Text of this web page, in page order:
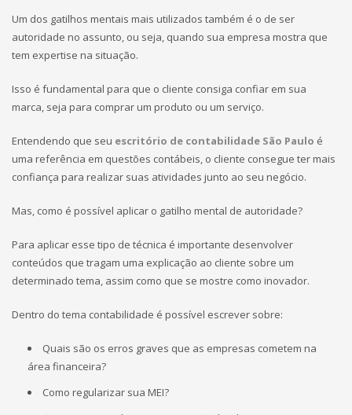
Um dos gatilhos mentais mais utilizados também é o de ser
autoridade no assunto, ou seja, quando sua empresa mostra que
tem expertise na situação.
Isso é fundamental para que o cliente consiga confiar em sua
marca, seja para comprar um produto ou um serviço.
Entendendo que seu escritório de contabilidade São Paulo é
uma referência em questões contábeis, o cliente consegue ter mais
confiança para realizar suas atividades junto ao seu negócio.
Mas, como é possível aplicar o gatilho mental de autoridade?
Para aplicar esse tipo de técnica é importante desenvolver
conteúdos que tragam uma explicação ao cliente sobre um
determinado tema, assim como que se mostre como inovador.
Dentro do tema contabilidade é possível escrever sobre:
Quais são os erros graves que as empresas cometem na
área financeira?
Como regularizar sua MEI?